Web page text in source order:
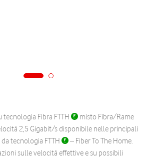
Fibra FTTH
misto Fibra/Rame
2,5 Gigabit/s disponibile nelle principali
tecnologia FTTH
– Fiber To The Home.
sulle velocità effettive e su possibili